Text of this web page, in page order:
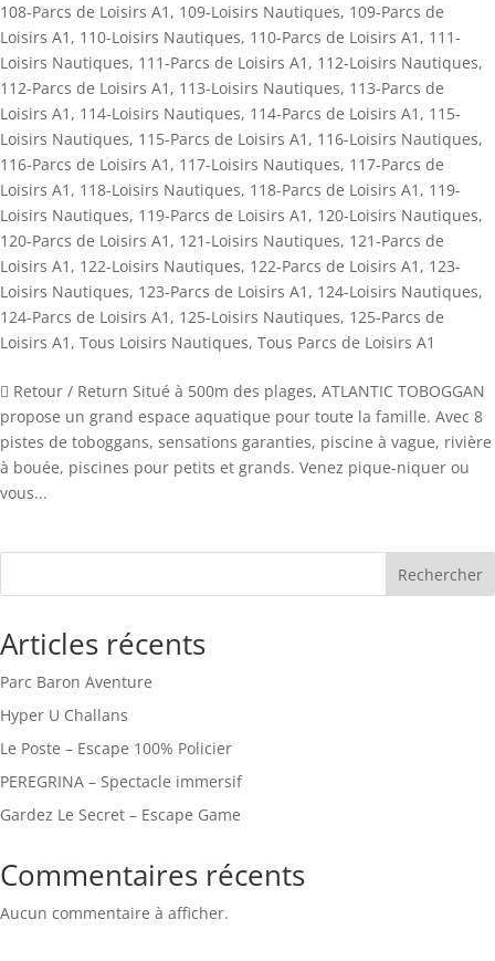
108-Parcs de Loisirs A1 , 109-Loisirs Nautiques, 109-Parcs de
Loisirs A1 , 110-Loisirs Nautiques, 110-Parcs de Loisirs A1 , 111-
Loisirs Nautiques, 111-Parcs de Loisirs A1 , 112-Loisirs Nautiques,
112-Parcs de Loisirs A1 , 113-Loisirs Nautiques, 113-Parcs de
Loisirs A1 , 114-Loisirs Nautiques, 114-Parcs de Loisirs A1 , 115-
Loisirs Nautiques, 115-Parcs de Loisirs A1 , 116-Loisirs Nautiques,
116-Parcs de Loisirs A1 , 117-Loisirs Nautiques, 117-Parcs de
Loisirs A1 , 118-Loisirs Nautiques, 118-Parcs de Loisirs A1 , 119-
Loisirs Nautiques, 119-Parcs de Loisirs A1 , 120-Loisirs Nautiques,
120-Parcs de Loisirs A1 , 121-Loisirs Nautiques, 121-Parcs de
Loisirs A1 , 122-Loisirs Nautiques, 122-Parcs de Loisirs A1 , 123-
Loisirs Nautiques, 123-Parcs de Loisirs A1 , 124-Loisirs Nautiques,
124-Parcs de Loisirs A1 , 125-Loisirs Nautiques, 125-Parcs de
Loisirs A1 , Tous Loisirs Nautiques, Tous Parcs de Loisirs A1
 Retour / Return Situé à 500m des plages, ATLANTIC TOBOGGAN
propose un grand espace aquatique pour toute la famille. Avec 8
pistes de toboggans, sensations garanties, piscine à vague, rivière
à bouée, piscines pour petits et grands. Venez pique-niquer ou
vous...
Rechercher
Articles récents
Parc Baron Aventure
Hyper U Challans
Le Poste – Escape 100% Policier
PEREGRINA – Spectacle immersif
Gardez Le Secret – Escape Game
Commentaires récents
Aucun commentaire à afficher.